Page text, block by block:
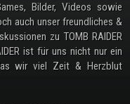
Bilder, Videos sowie
auch unser freundliches &
zu TOMB RAIDER
ist für uns nicht nur ein
wir viel Zeit & Herzblut